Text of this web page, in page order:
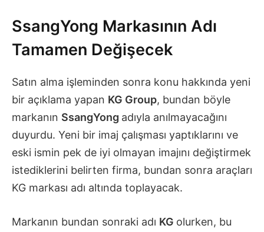
SsangYong Markasının Adı
Tamamen Değişecek
Satın alma işleminden sonra konu hakkında yeni
bir açıklama yapan KG Group, bundan böyle
markanın SsangYong adıyla anılmayacağını
duyurdu. Yeni bir imaj çalışması yaptıklarını ve
eski ismin pek de iyi olmayan imajını değiştirmek
istediklerini belirten firma, bundan sonra araçları
KG markası adı altında toplayacak.
Markanın bundan sonraki adı KG olurken, bu